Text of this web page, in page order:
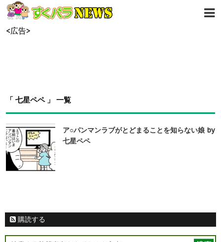
<広告>
「 七星ペペ 」 一覧
ア○パンマンラブがとどまることを知らない娘 by
七星ペペ
購読する